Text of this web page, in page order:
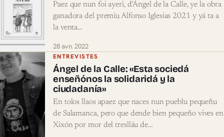
Paez que nun foi ayeri, d’Ángel de la Calle, ye la obra
ganadora del premiu Alfonso Iglesias 2021 y yá ta a
la venta…
28 avn. 2022
ENTREVISTES
Ángel de la Calle: «Esta sociedá
enseñónos la solidaridá y la
ciudadanía»
En tolos llaos apaez que naces nun pueblu pequeñu
de Salamanca, pero que dende bien pequeño vives en
Xixón por mor del treslláu de…